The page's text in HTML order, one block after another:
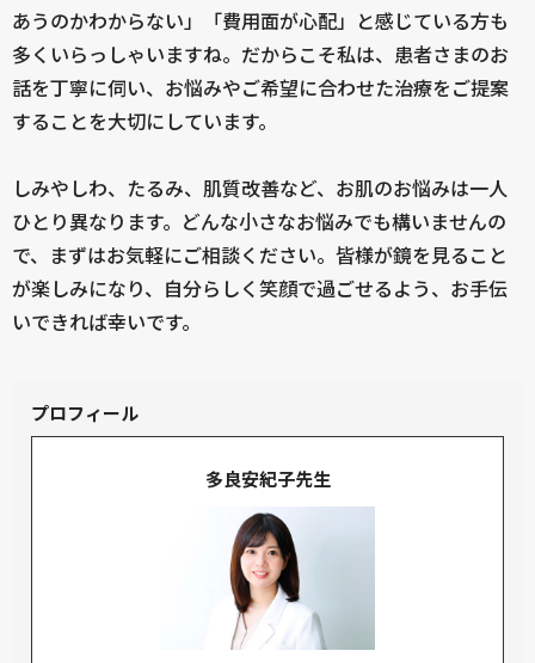
あうのかわからない」「費用面が心配」と感じている方も
多くいらっしゃいますね。だからこそ私は、患者さまのお
話を丁寧に伺い、お悩みやご希望に合わせた治療をご提案
することを大切にしています。
しみやしわ、たるみ、肌質改善など、お肌のお悩みは一人
ひとり異なります。どんな小さなお悩みでも構いませんの
で、まずはお気軽にご相談ください。皆様が鏡を見ること
が楽しみになり、自分らしく笑顔で過ごせるよう、お手伝
いできれば幸いです。
プロフィール
多良安紀子先生